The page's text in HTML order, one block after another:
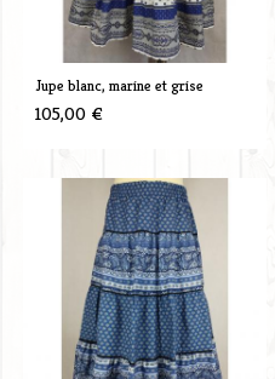
Jupe blanc, marine et grise
105,00 €